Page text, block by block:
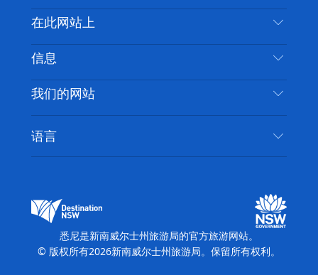
喳
喳
联系我们
免责声明
隐私
Cookie 通知
在此网站上
目的地
推荐活动
新南威尔士州公路旅行
活动
住宿
信息
旅行信息
无障碍悉尼
列出您的业务
我们的网站
新南威尔士州旅游局媒体中心
缤纷悉尼灯光音乐节
语言
悉尼是新南威尔士州旅游局的官方旅游网站。
© 版权所有2026新南威尔士州旅游局。保留所有权利。